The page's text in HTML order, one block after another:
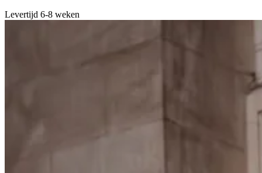
Levertijd 6-8 weken